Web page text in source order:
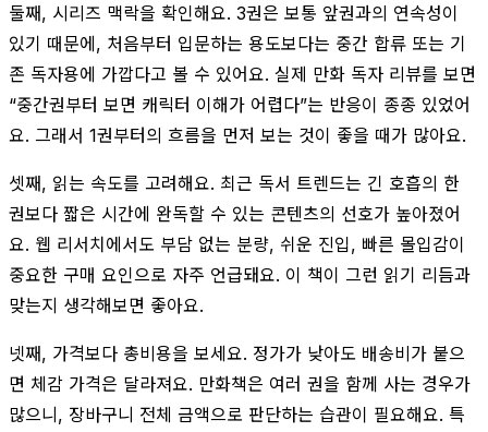
둘째, 시리즈 맥락을 확인해요. 3권은 보통 앞권과의 연속성이
있기 때문에, 처음부터 입문하는 용도보다는 중간 합류 또는 기
존 독자용에 가깝다고 볼 수 있어요. 실제 만화 독자 리뷰를 보면
“중간권부터 보면 캐릭터 이해가 어렵다”는 반응이 종종 있었어
요. 그래서 1권부터의 흐름을 먼저 보는 것이 좋을 때가 많아요.
셋째, 읽는 속도를 고려해요. 최근 독서 트렌드는 긴 호흡의 한
권보다 짧은 시간에 완독할 수 있는 콘텐츠의 선호가 높아졌어
요. 웹 리서치에서도 부담 없는 분량, 쉬운 진입, 빠른 몰입감이
중요한 구매 요인으로 자주 언급돼요. 이 책이 그런 읽기 리듬과
맞는지 생각해보면 좋아요.
넷째, 가격보다 총비용을 보세요. 정가가 낮아도 배송비가 붙으
면 체감 가격은 달라져요. 만화책은 여러 권을 함께 사는 경우가
많으니, 장바구니 전체 금액으로 판단하는 습관이 필요해요. 특